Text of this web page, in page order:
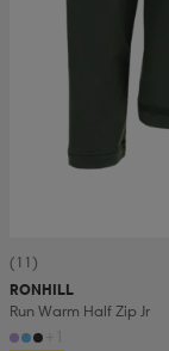
(11)
RONHILL
Run Warm Half Zip Jr